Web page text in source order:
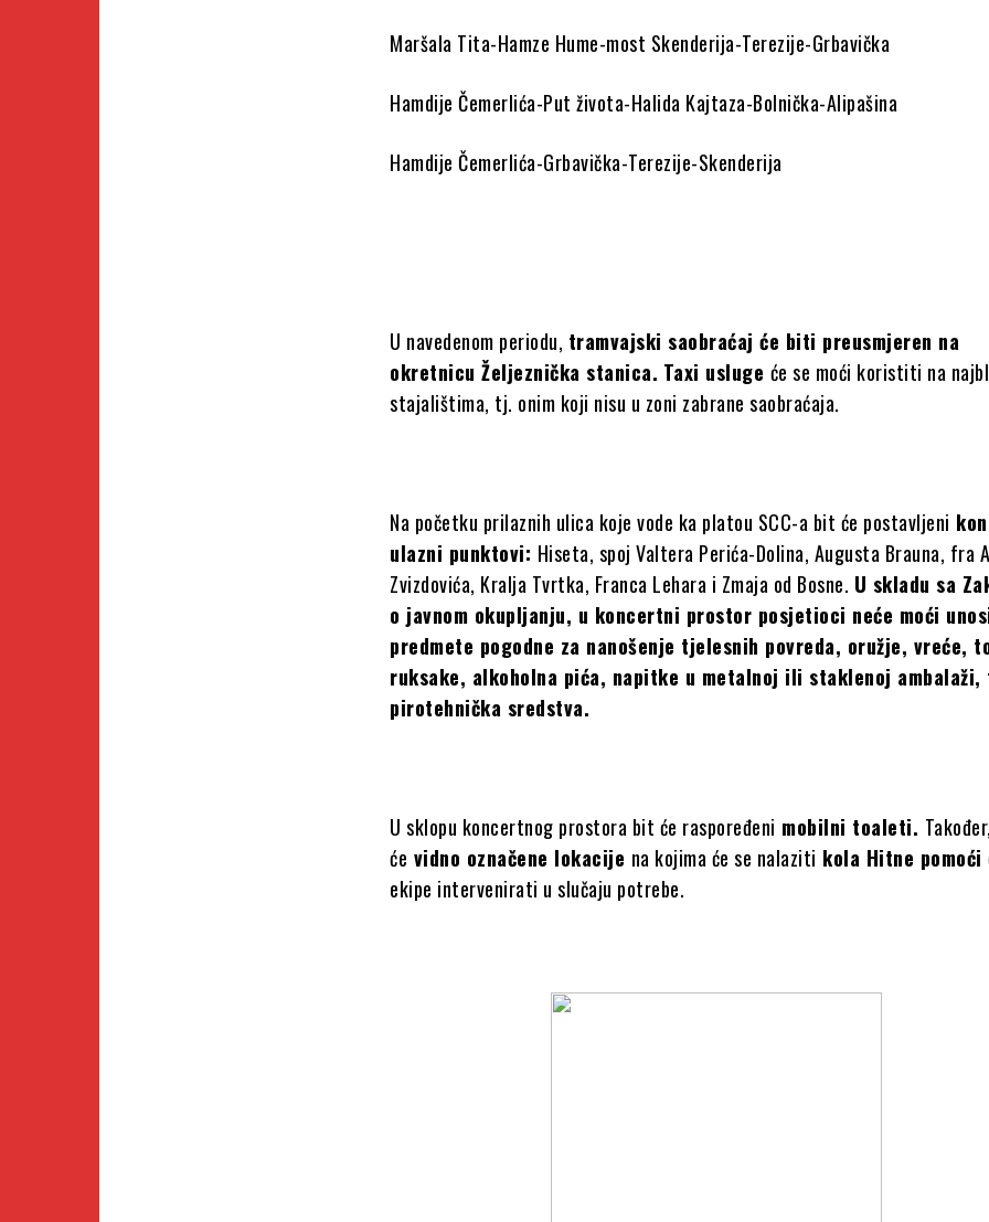
Maršala Tita-Hamze Hume-most Skenderija-Terezije-Grbavička
Hamdije Čemerlića-Put života-Halida Kajtaza-Bolnička-Alipašina
Hamdije Čemerlića-Grbavička-Terezije-Skenderija
U navedenom periodu, tramvajski saobraćaj će biti preusmjeren na
okretnicu Željeznička stanica. Taxi usluge će se moći koristiti na
stajalištima, tj. onim koji nisu u zoni zabrane saobraćaja.
Na početku prilaznih ulica koje vode ka platou SCC-a bit će postavljeni
ulazni punktovi: Hiseta, spoj Valtera Perića-Dolina, Augusta Brauna, fra
Zvizdovića, Kralja Tvrtka, Franca Lehara i Zmaja od Bosne. U skladu sa
o javnom okupljanju, u koncertni prostor posjetioci neće moći
predmete pogodne za nanošenje tjelesnih povreda, oružje, vreće,
ruksake, alkoholna pića, napitke u metalnoj ili staklenoj ambalaži,
pirotehnička sredstva.
U sklopu koncertnog prostora bit će raspoređeni mobilni toaleti.
će vidno označene lokacije na kojima će se nalaziti kola Hitne pomoći
ekipe intervenirati u slučaju potrebe.